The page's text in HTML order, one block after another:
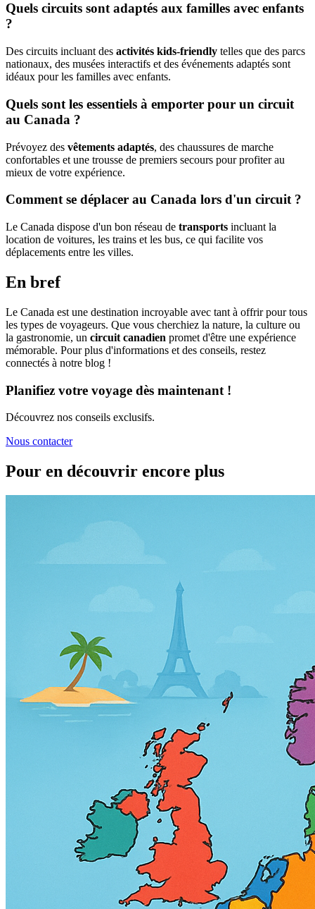
Quels circuits sont adaptés aux familles avec enfants
?
Des circuits incluant des activités kids-friendly telles que des parcs
nationaux, des musées interactifs et des événements adaptés sont
idéaux pour les familles avec enfants.
Quels sont les essentiels à emporter pour un circuit
au Canada ?
Prévoyez des vêtements adaptés, des chaussures de marche
confortables et une trousse de premiers secours pour profiter au
mieux de votre expérience.
Comment se déplacer au Canada lors d'un circuit ?
Le Canada dispose d'un bon réseau de transports incluant la
location de voitures, les trains et les bus, ce qui facilite vos
déplacements entre les villes.
En bref
Le Canada est une destination incroyable avec tant à offrir pour tous
les types de voyageurs. Que vous cherchiez la nature, la culture ou
la gastronomie, un circuit canadien promet d'être une expérience
mémorable. Pour plus d'informations et des conseils, restez
connectés à notre blog !
Planifiez votre voyage dès maintenant !
Découvrez nos conseils exclusifs.
Nous contacter
Pour en découvrir encore plus